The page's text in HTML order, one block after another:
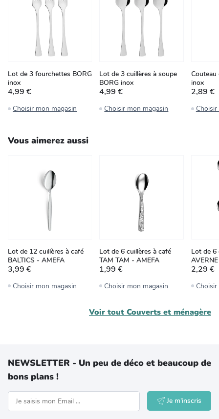
Lot de 3 fourchettes BORG
inox
4,99 €
Choisir mon magasin
Lot de 3 cuillères à soupe
BORG inox
4,99 €
Choisir mon magasin
Couteau
inox
2,89 €
Vous aimerez aussi
Lot de 12 cuillères à café
BALTICS - AMEFA
3,99 €
Choisir mon magasin
Lot de 6 cuillères à café
TAM TAM - AMEFA
1,99 €
Choisir mon magasin
Lot de 6
AVERNE
2,29 €
Voir tout Couverts et ménagère
NEWSLETTER - Un peu de déco et beaucoup de
bons plans !
Je m'inscris